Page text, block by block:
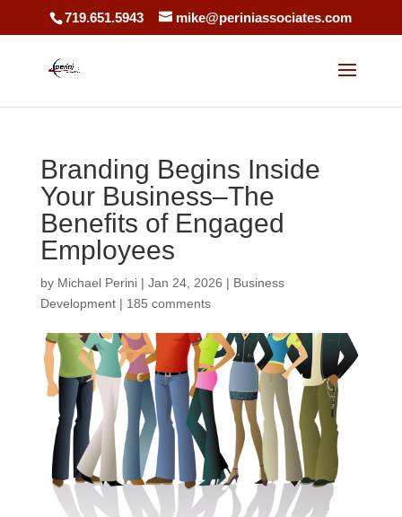
719.651.5943 mike@periniassociates.com
Branding Begins Inside
Your Business–The
Benefits of Engaged
Employees
by Michael Perini| Jan 24, 2026 | Business
Development| 185 comments